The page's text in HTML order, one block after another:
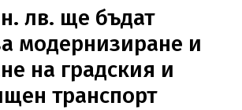
лв. ще бъдат
модернизиране и
на градския и
транспорт